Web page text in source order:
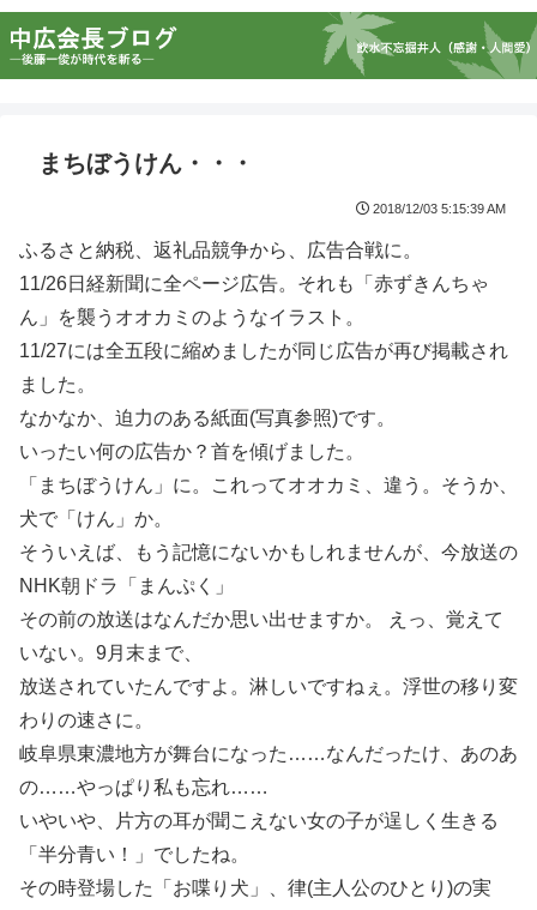
まちぼうけん・・・
2018/12/03 5:15:39 AM
ふるさと納税、返礼品競争から、広告合戦に。
11/26日経新聞に全ページ広告。それも「赤ずきんちゃ
ん」を襲うオオカミのようなイラスト。
11/27には全五段に縮めましたが同じ広告が再び掲載され
ました。
なかなか、迫力のある紙面(写真参照)です。
いったい何の広告か？首を傾げました。
「まちぼうけん」に。これってオオカミ、違う。そうか、
犬で「けん」か。
そういえば、もう記憶にないかもしれませんが、今放送の
NHK朝ドラ「まんぷく」
その前の放送はなんだか思い出せますか。 えっ、覚えて
いない。9月末まで、
放送されていたんですよ。淋しいですねぇ。浮世の移り変
わりの速さに。
岐阜県東濃地方が舞台になった……なんだったけ、あのあ
の……やっぱり私も忘れ……
いやいや、片方の耳が聞こえない女の子が逞しく生きる
「半分青い！」でしたね。
その時登場した「お喋り犬」、律(主人公のひとり)の実